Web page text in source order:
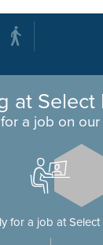
at Select
a job on
for a job at Select